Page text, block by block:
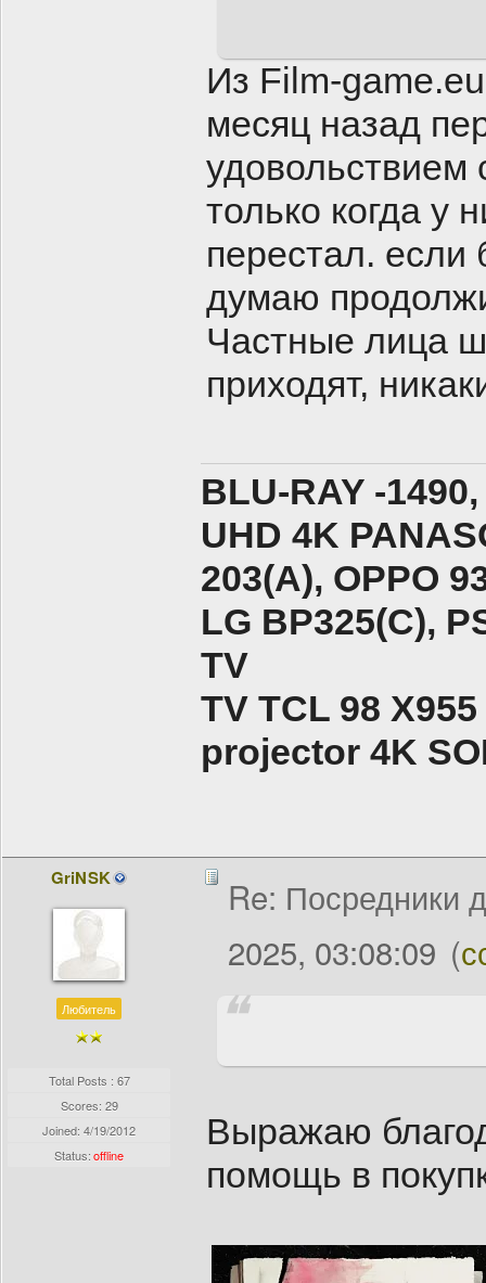
Из Film-
месяц назад
удовольствием
только когда у
перестал.
думаю
Частные лица
приходят,
BLU-RAY -
UHD 4K
203(A), ОPPO
LG BP325(C),
TV
TV TCL 98 X955
projector 4K
GriNSK
Любитель
Total Posts : 67
Scores: 29
Joined: 4/19/2012
Status:offline
Re: Посредники
2025, 03:08:09 (
Выражаю
помощь в